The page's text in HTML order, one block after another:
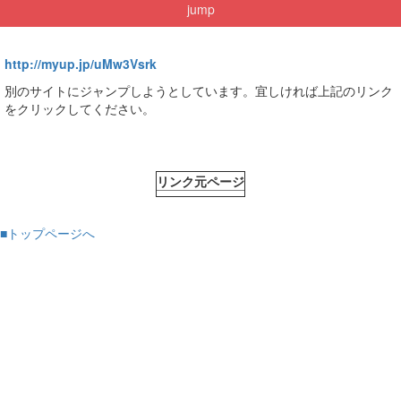
jump
http://myup.jp/uMw3Vsrk
別のサイトにジャンプしようとしています。宜しければ上記のリンク
をクリックしてください。
リンク元ページ
■トップページへ